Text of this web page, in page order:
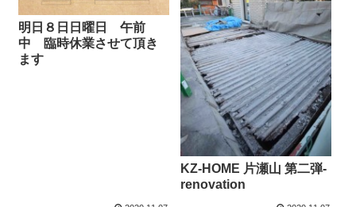
明日８日日曜日 午前
中 臨時休業させて頂き
ます
KZ-HOME 片瀬山 第二弾-
renovation